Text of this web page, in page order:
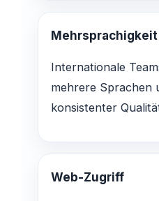
Mehrsprachigkeit
Internationale
mehrere Sprachen
konsistenter
Web-Zugriff